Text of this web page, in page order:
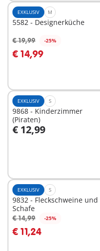
EXKLUSIV M
5582 - Designerküche
€ 19,99 -25%
€ 14,99
In den Warenkorb
EXKLUSIV S
9868 - Kinderzimmer
(Piraten)
€ 12,99
In den Warenkorb
EXKLUSIV S
9832 - Fleckschweine und
Schafe
€ 14,99 -25%
€ 11,24
In den Warenkorb